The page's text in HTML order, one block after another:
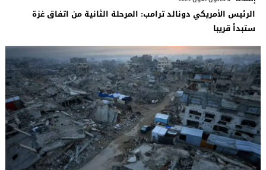
الرئيس الأمريكي دونالد ترامب: المرحلة الثانية من اتفاق غزة
ستبدأ قريبا